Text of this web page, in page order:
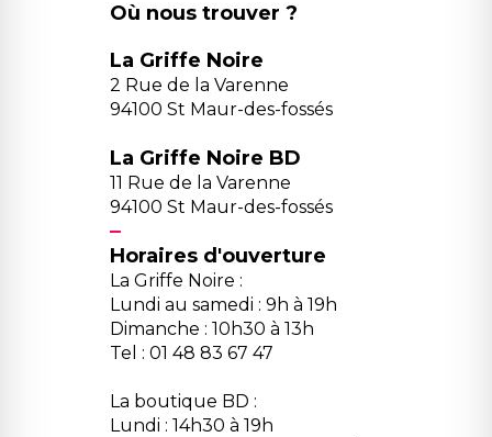
Où nous trouver ?
La Griffe Noire
2 Rue de la Varenne
94100 St Maur-des-fossés
La Griffe Noire BD
11 Rue de la Varenne
94100 St Maur-des-fossés
Horaires d'ouverture
La Griffe Noire :
Lundi au samedi : 9h à 19h
Dimanche : 10h30 à 13h
Tel : 01 48 83 67 47
La boutique BD :
Lundi : 14h30 à 19h